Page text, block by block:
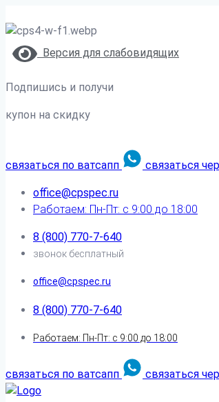
Версия для слабовидящих
Подпишись и получи
купон на скидку
связаться по ватсапп связаться
office@cpspec.ru
Работаем: Пн-Пт: с 9:00 до 18:00
8 (800) 770-7-640
звонок бесплатный
office@cpspec.ru
8 (800) 770-7-640
Работаем: Пн-Пт: с 9:00 до 18:00
связаться по ватсапп связаться